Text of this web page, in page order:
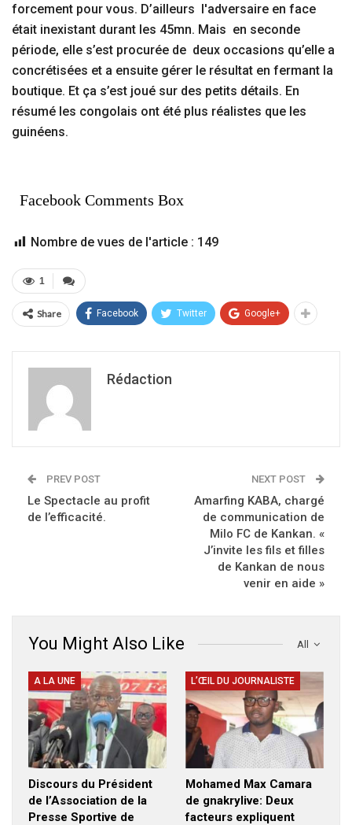
forcement pour vous. D’ailleurs l'adversaire en face
était inexistant durant les 45mn. Mais en seconde
période, elle s’est procurée de deux occasions qu’elle a
concrétisées et a ensuite gérer le résultat en fermant la
boutique. Et ça s’est joué sur des petits détails. En
résumé les congolais ont été plus réalistes que les
guinéens.
Facebook Comments Box
Nombre de vues de l'article : 149
1
Share Facebook Twitter Google+
Rédaction
PREV POST
Le Spectacle au profit
de l’efficacité.
NEXT POST
Amarfing KABA, chargé
de communication de
Milo FC de Kankan. «
J’invite les fils et filles
de Kankan de nous
venir en aide »
All
You Might Also Like
A LA UNE
Discours du Président
de l’Association de la
Presse Sportive de
L’ŒIL DU JOURNALISTE
Mohamed Max Camara
de gnakrylive: Deux
facteurs expliquent